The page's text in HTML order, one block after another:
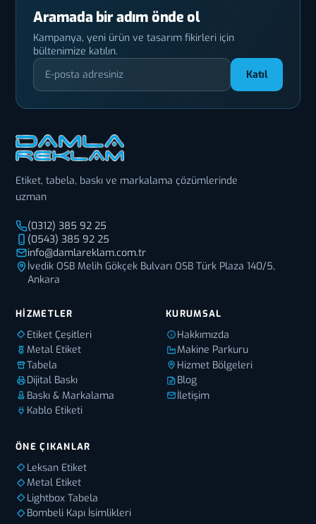
Aramada bir adım önde ol
Kampanya, yeni ürün ve tasarım fikirleri için
bültenimize katılın.
Katıl
Etiket, tabela, baskı ve markalama çözümlerinde
uzman
(0312) 385 92 25
(0543) 385 92 25
info@damlareklam.com.tr
İvedik OSB Melih Gökçek Bulvarı OSB Türk Plaza 140/5,
Ankara
HIZMETLER
Etiket Çeşitleri
Metal Etiket
Tabela
Dijital Baskı
Baskı & Markalama
Kablo Etiketi
KURUMSAL
Hakkımızda
Makine Parkuru
Hizmet Bölgeleri
Blog
İletişim
ÖNE ÇIKANLAR
Leksan Etiket
Metal Etiket
Lightbox Tabela
Bombeli Kapı İsimlikleri